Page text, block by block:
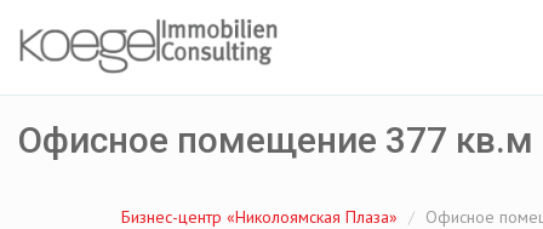
Офисное помещение 377 кв.м
Бизнес-центр «Николоямская Плаза» Офисное